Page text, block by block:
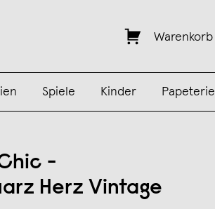
Warenkorb
Spiele Kinder Papeterie
-
Herz Vintage